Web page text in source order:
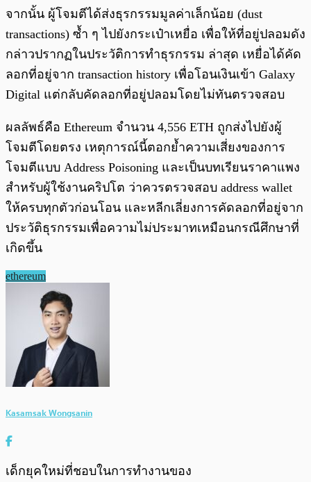
จากนั้น ผู้โจมตีได้ส่งธุรกรรมมูลค่าเล็กน้อย (dust
transactions) ซ้ำ ๆ ไปยังกระเป๋าเหยื่อ เพื่อให้ที่อยู่ปลอมดัง
กล่าวปรากฏในประวัติการทำธุรกรรม ล่าสุด เหยื่อได้คัด
ลอกที่อยู่จาก transaction history เพื่อโอนเงินเข้า Galaxy
Digital แต่กลับคัดลอกที่อยู่ปลอมโดยไม่ทันตรวจสอบ
ผลลัพธ์คือ Ethereum จำนวน 4,556 ETH ถูกส่งไปยังผู้
โจมตีโดยตรง เหตุการณ์นี้ตอกย้ำความเสี่ยงของการ
โจมตีแบบ Address Poisoning และเป็นบทเรียนราคาแพง
สำหรับผู้ใช้งานคริปโต ว่าควรตรวจสอบ address wallet
ให้ครบทุกตัวก่อนโอน และหลีกเลี่ยงการคัดลอกที่อยู่จาก
ประวัติธุรกรรมเพื่อความไม่ประมาทเหมือนกรณีศึกษาที่
เกิดขึ้น
ethereum
Kasamsak Wongsanin
เด็กยุคใหม่ที่ชอบในการทำงานของ